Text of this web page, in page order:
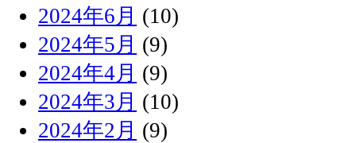
2024年6月 (10)
2024年5月 (9)
2024年4月 (9)
2024年3月 (10)
2024年2月 (9)